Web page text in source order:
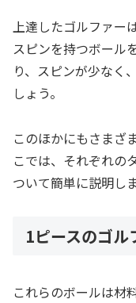
上達したゴルファー
スピンを持つボール
り、スピンが少なく
しょう。
このほかにもさまざ
こでは、それぞれの
ついて簡単に説明しま
1ピースのゴル
これらのボールは材